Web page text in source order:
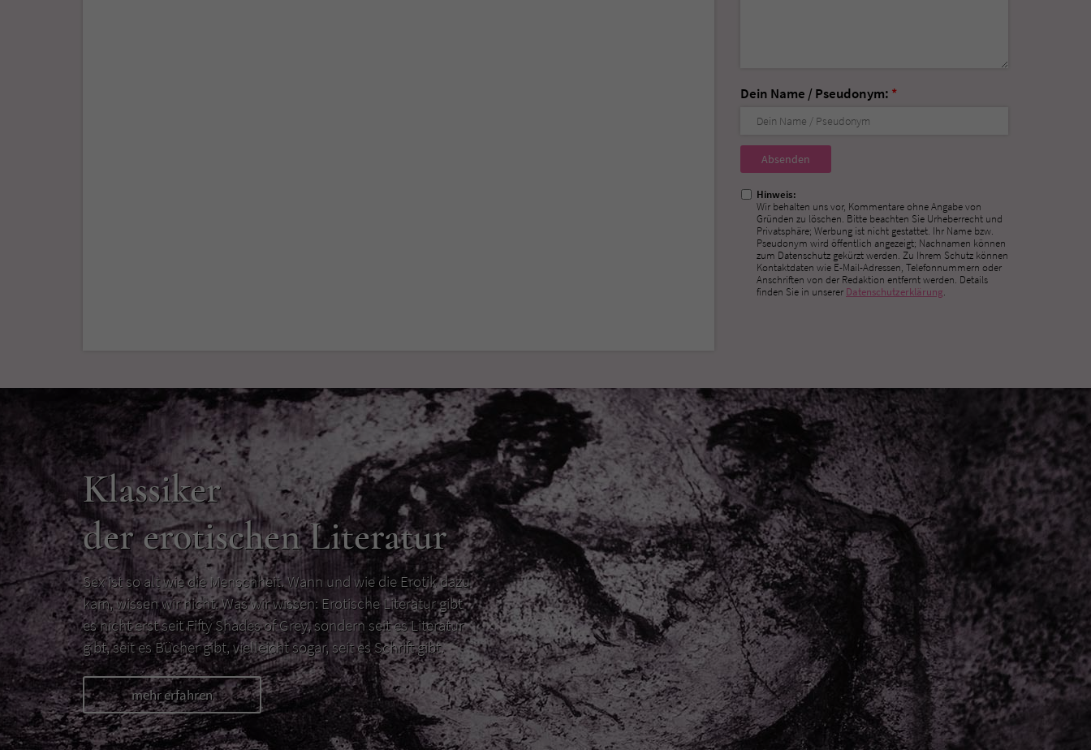
Dein Name / Pseudonym: *
Nicht
ausfüllen!
Hinweis:
Wir behalten uns vor, Kommentare ohne Angabe von
Gründen zu löschen. Bitte beachten Sie Urheberrecht und
Privatsphäre; Werbung ist nicht gestattet. Ihr Name bzw.
Pseudonym wird öffentlich angezeigt; Nachnamen können
zum Datenschutz gekürzt werden. Zu Ihrem Schutz können
Kontaktdaten wie E-Mail-Adressen, Telefonnummern oder
Anschriften von der Redaktion entfernt werden. Details
finden Sie in unserer Datenschutzerklärung.
Klassiker
der erotischen Literatur
Sex ist so alt wie die Menschheit. Wann und wie die Erotik dazu
kam, wissen wir nicht. Was wir wissen: Erotische Literatur gibt
es nicht erst seit Fifty Shades of Grey, sondern seit es Literatur
gibt, seit es Bücher gibt, vielleicht sogar, seit es Schrift gibt.
mehr erfahren